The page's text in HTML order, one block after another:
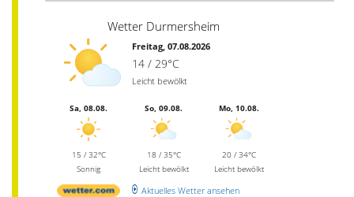
Wetter Durmersheim
Freitag, 07.08.2026
14 / 29°C
Leicht bewölkt
Sa, 08.08.
15 / 32°C
Sonnig
So, 09.08.
18 / 35°C
Leicht bewölkt
Mo, 10.08.
20 / 34°C
Leicht bewölkt
Aktuelles Wetter ansehen